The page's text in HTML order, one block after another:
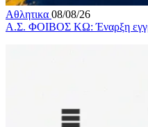
Αθλητικα 08/08/26
Α.Σ. ΦΟΙΒΟΣ ΚΩ: Έναρξη